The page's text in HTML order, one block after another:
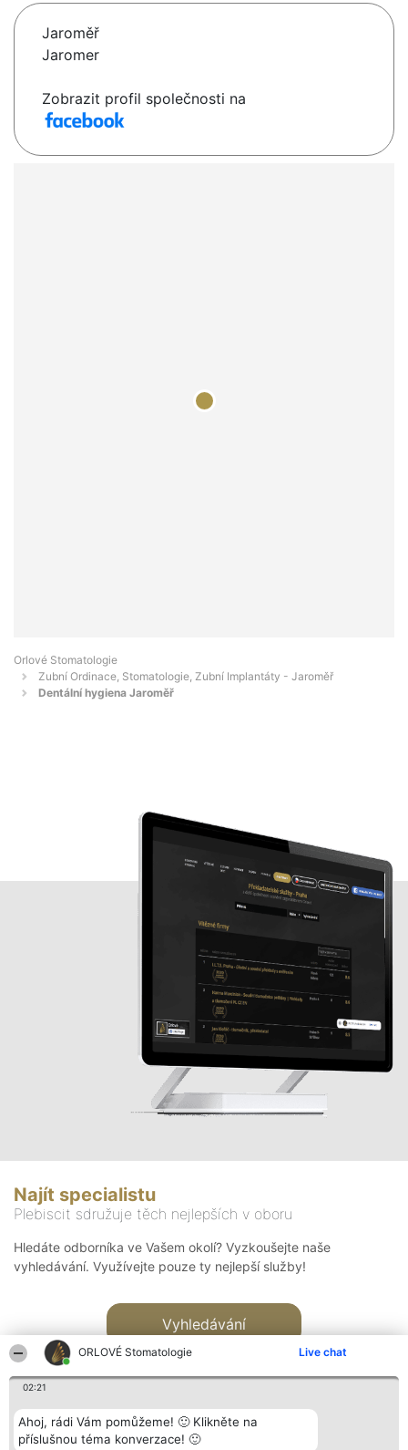
ORLOVÉ Stomatologie Live chat
02:21
Ahoj, rádi Vám pomůžeme! 🙂 Klikněte na
příslušnou téma konverzace! 🙂
Jaroměř
Jaromer
Zobrazit profil společnosti na
Orlové Stomatologie
Zubní Ordinace, Stomatologie, Zubní Implantáty - Jaroměř
Dentální hygiena Jaroměř
Najít specialistu
Plebiscit sdružuje těch nejlepších v oboru
Hledáte odborníka ve Vašem okolí? Vyzkoušejte naše
vyhledávání. Využívejte pouze ty nejlepší služby!
Vyhledávání